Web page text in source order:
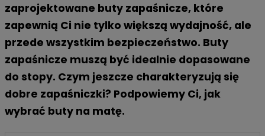
zaprojektowane buty zapaśnicze, które
zapewnią Ci nie tylko większą wydajność, ale
przede wszystkim bezpieczeństwo. Buty
zapaśnicze muszą być idealnie dopasowane
do stopy. Czym jeszcze charakteryzują się
dobre zapaśniczki? Podpowiemy Ci, jak
wybrać buty na matę.